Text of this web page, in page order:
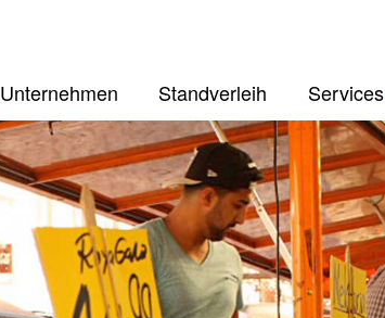
Unternehmen Standverleih Services